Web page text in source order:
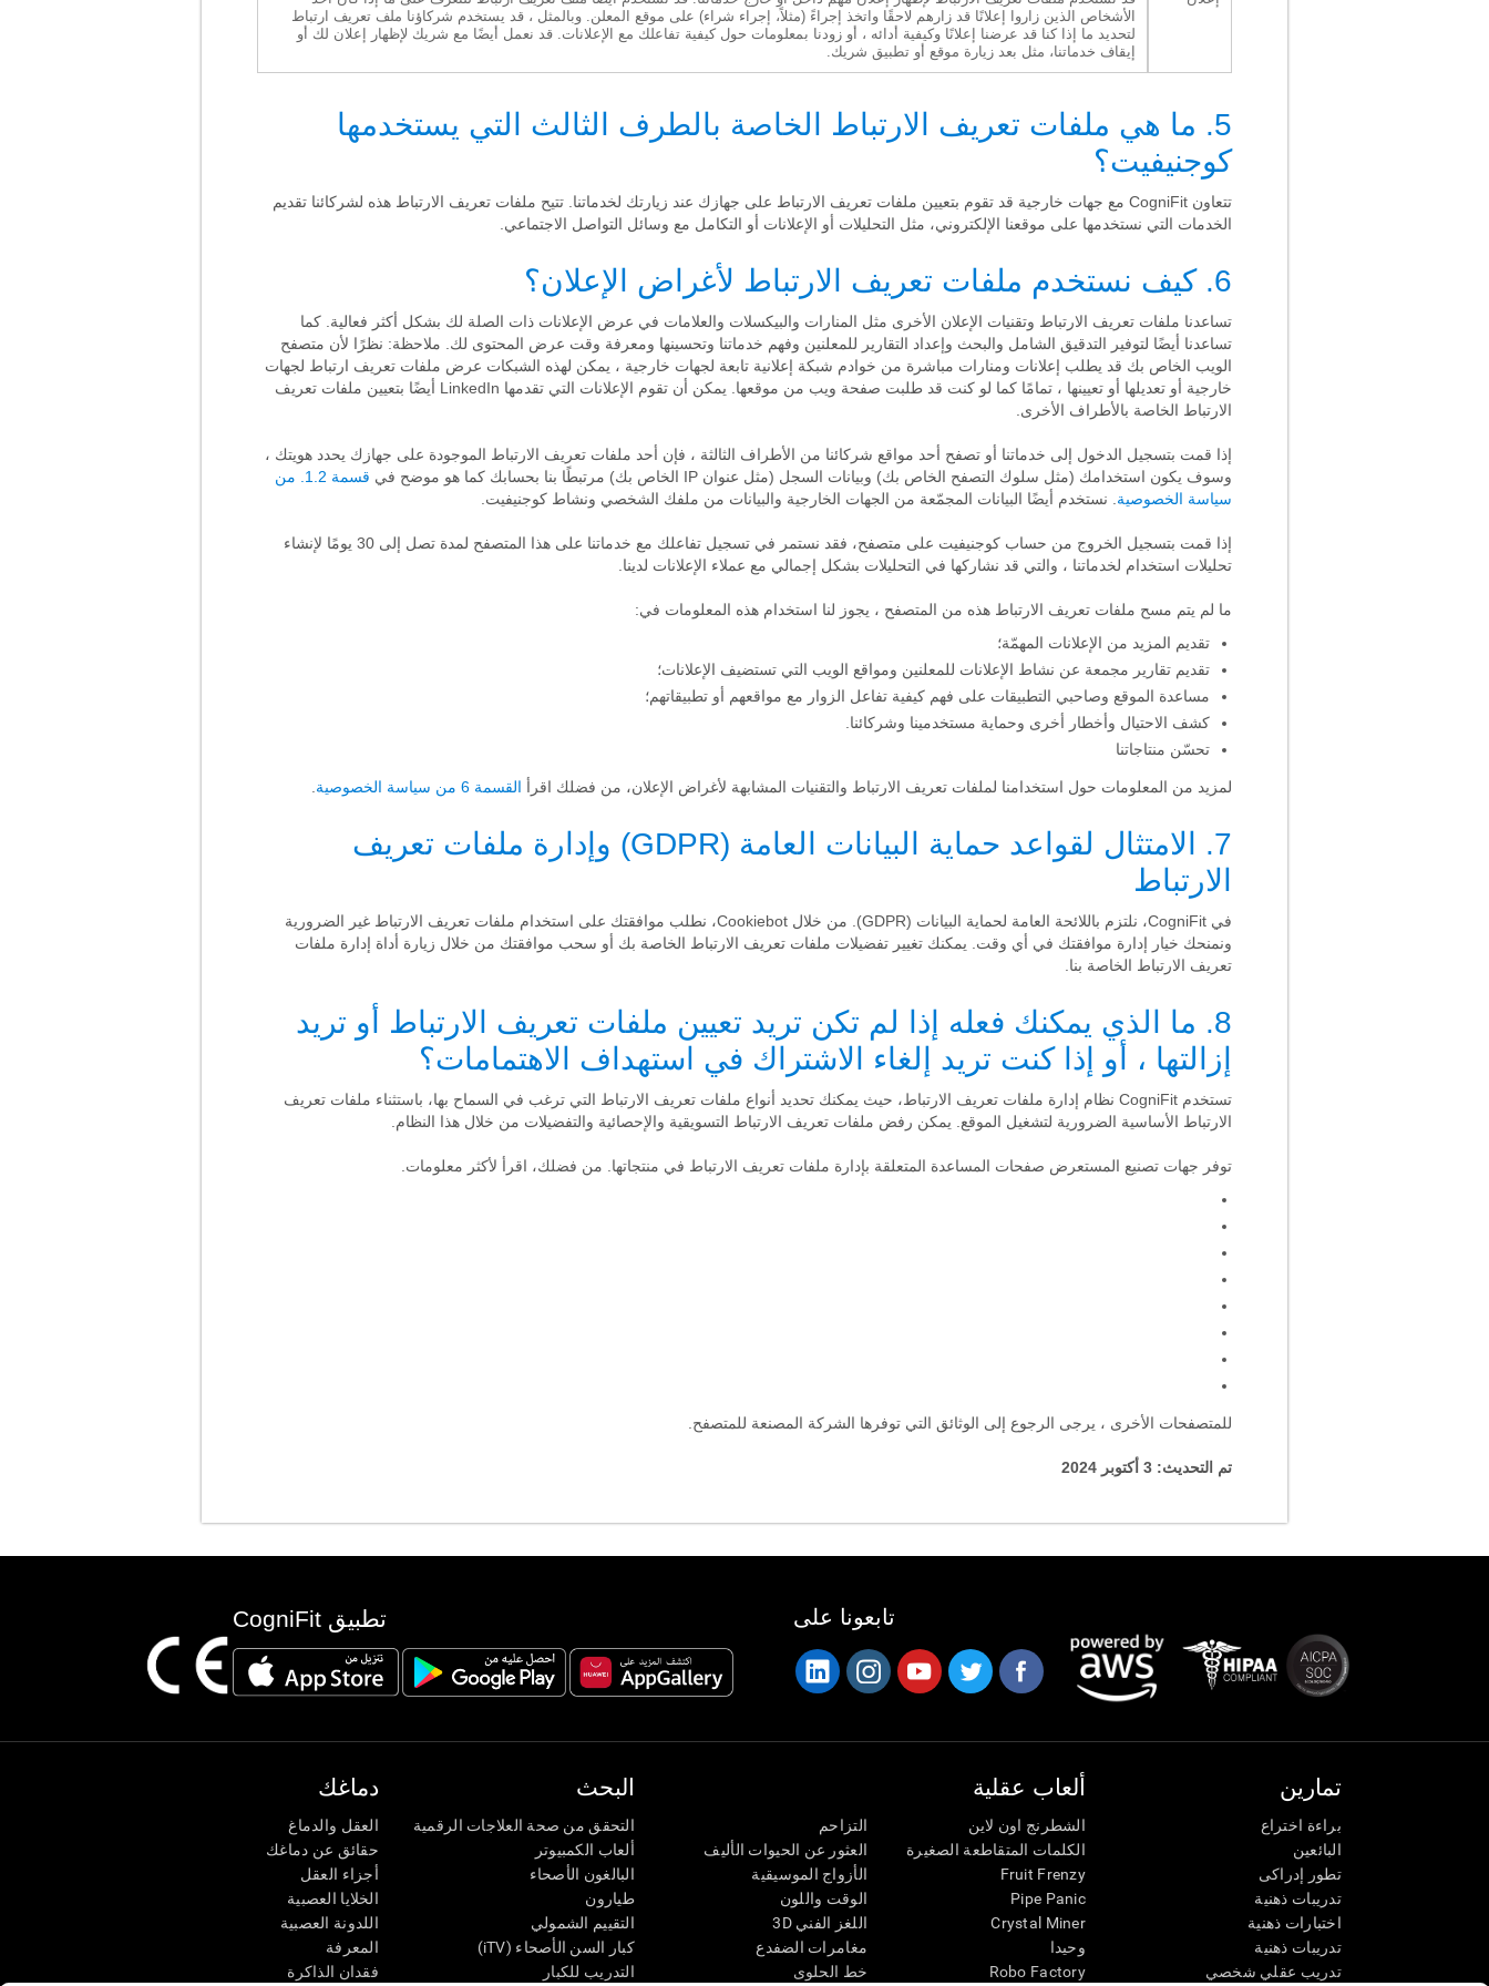
الأشخاص الذين زاروا إعلانًا قد زارهم لاحقًا واتخذ إجراءً (مثلاً، إجراء شراء) على موقع المعلن. وبالمثل ، قد يستخدم شركاؤنا ملف تعريف ارتباط
لتحديد ما إذا كنا قد عرضنا إعلانًا وكيفية أدائه ، أو زودنا بمعلومات حول كيفية تفاعلك مع الإعلانات. قد نعمل أيضًا مع شريك لإظهار إعلان لك أو
إيقاف خدماتنا، مثل بعد زيارة موقع أو تطبيق شريك.
5. ما هي ملفات تعريف الارتباط الخاصة بالطرف الثالث التي يستخدمها
كوجنيفيت؟
تتعاون CogniFit مع جهات خارجية قد تقوم بتعيين ملفات تعريف الارتباط على جهازك عند زيارتك لخدماتنا. تتيح ملفات تعريف الارتباط هذه لشركائنا تقديم
الخدمات التي نستخدمها على موقعنا الإلكتروني، مثل التحليلات أو الإعلانات أو التكامل مع وسائل التواصل الاجتماعي.
6. كيف نستخدم ملفات تعريف الارتباط لأغراض الإعلان؟
تساعدنا ملفات تعريف الارتباط وتقنيات الإعلان الأخرى مثل المنارات والبيكسلات والعلامات في عرض الإعلانات ذات الصلة لك بشكل أكثر فعالية. كما
تساعدنا أيضًا لتوفير التدقيق الشامل والبحث وإعداد التقارير للمعلنين وفهم خدماتنا وتحسينها ومعرفة وقت عرض المحتوى لك. ملاحظة: نظرًا لأن متصفح
الويب الخاص بك قد يطلب إعلانات ومنارات مباشرة من خوادم شبكة إعلانية تابعة لجهات خارجية ، يمكن لهذه الشبكات عرض ملفات تعريف ارتباط لجهات
خارجية أو تعديلها أو تعيينها ، تمامًا كما لو كنت قد طلبت صفحة ويب من موقعها. يمكن أن تقوم الإعلانات التي تقدمها LinkedIn أيضًا بتعيين ملفات تعريف
الارتباط الخاصة بالأطراف الأخرى.
إذا قمت بتسجيل الدخول إلى خدماتنا أو تصفح أحد مواقع شركائنا من الأطراف الثالثة ، فإن أحد ملفات تعريف الارتباط الموجودة على جهازك يحدد هويتك ،
وسوف يكون استخدامك (مثل سلوك التصفح الخاص بك) وبيانات السجل (مثل عنوان IP الخاص بك) مرتبطًا بنا بحسابك كما هو موضح في
قسمة 1.2. من
سياسة الخصوصية . نستخدم أيضًا البيانات المجمّعة من الجهات الخارجية والبيانات من ملفك الشخصي ونشاط كوجنيفيت.
إذا قمت بتسجيل الخروج من حساب كوجنيفيت على متصفح، فقد نستمر في تسجيل تفاعلك مع خدماتنا على هذا المتصفح لمدة تصل إلى 30 يومًا لإنشاء
تحليلات استخدام لخدماتنا ، والتي قد نشاركها في التحليلات بشكل إجمالي مع عملاء الإعلانات لدينا.
ما لم يتم مسح ملفات تعريف الارتباط هذه من المتصفح ، يجوز لنا استخدام هذه المعلومات في:
تقديم المزيد من الإعلانات المهمّة؛
تقديم تقارير مجمعة عن نشاط الإعلانات للمعلنين ومواقع الويب التي تستضيف الإعلانات؛
مساعدة الموقع وصاحبي التطبيقات على فهم كيفية تفاعل الزوار مع مواقعهم أو تطبيقاتهم؛
كشف الاحتيال وأخطار أخرى وحماية مستخدمينا وشركائنا.
تحسّن منتاجاتنا
لمزيد من المعلومات حول استخدامنا لملفات تعريف الارتباط والتقنيات المشابهة لأغراض الإعلان، من فضلك اقرأ القسمة 6 من سياسة الخصوصية
7. الامتثال لقواعد حماية البيانات العامة (GDPR) وإدارة ملفات تعريف
الارتباط
في CogniFit، نلتزم باللائحة العامة لحماية البيانات (GDPR). من خلال Cookiebot، نطلب موافقتك على استخدام ملفات تعريف الارتباط غير الضرورية
ونمنحك خيار إدارة موافقتك في أي وقت. يمكنك تغيير تفضيلات ملفات تعريف الارتباط الخاصة بك أو سحب موافقتك من خلال زيارة أداة إدارة ملفات
تعريف الارتباط الخاصة بنا.
8. ما الذي يمكنك فعله إذا لم تكن تريد تعيين ملفات تعريف الارتباط أو تريد
إزالتها ، أو إذا كنت تريد إلغاء الاشتراك في استهداف الاهتمامات؟
تستخدم CogniFit نظام إدارة ملفات تعريف الارتباط، حيث يمكنك تحديد أنواع ملفات تعريف الارتباط التي ترغب في السماح بها، باستثناء ملفات تعريف
الارتباط الأساسية الضرورية لتشغيل الموقع. يمكن رفض ملفات تعريف الارتباط التسويقية والإحصائية والتفضيلات من خلال هذا النظام.
توفر جهات تصنيع المستعرض صفحات المساعدة المتعلقة بإدارة ملفات تعريف الارتباط في منتجاتها. من فضلك، اقرأ لأكثر معلومات.
للمتصفحات الأخرى ، يرجى الرجوع إلى الوثائق التي توفرها الشركة المصنعة للمتصفح.
تم التحديث: 3 أكتوبر 2024
تطبيق CogniFit تابعونا على
دماغك
العقل والدماغ
حقائق عن دماغك
أجزاء العقل
الخلايا العصبية
اللدونة العصبية
المعرفة
فقدان الذاكرة
البحث
التحقق من صحة العلاجات الرقمية
ألعاب الكمبيوتر
البالغون الأصحاء
طيارون
التقييم الشمولي
كبار السن الأصحاء (iTV)
التدريب للكبار
ألعاب عقلية
الشطرنج اون لاين
الكلمات المتقاطعة الصغيرة
Fruit Frenzy
Pipe Panic
Crystal Miner
وحيدا
Robo Factory
التزاحم
العثور عن الحيوات الأليف
الأزواج الموسيقية
الوقت واللون
اللغز الفني 3D
مغامرات الضفدع
خط الحلوى
تمارين
براءة اختراع
البائعين
تطور إدراكى
تدريبات ذهنية
اختبارات ذهنية
تدريبات ذهنية
تدريب عقلي شخصي